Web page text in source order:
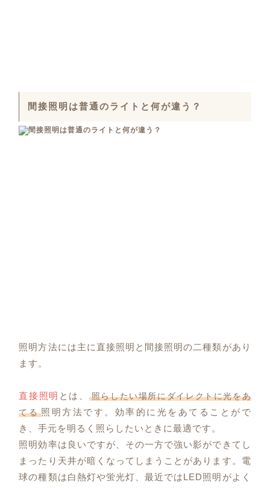
間接照明は普通のライトと何が違う？
照明方法には主に直接照明と間接照明の二種類があり
ます。
直接照明 とは、
照らしたい場所にダイレクトに光をあ
てる 照明方法です。効率的に光をあてることがで
き、手元を明るく照らしたいときに最適です。
照明効率は良いですが、その一方で強い影ができてし
まったり天井が暗くなってしまうことがあります。電
球の種類は白熱灯や蛍光灯、最近ではLED照明がよく